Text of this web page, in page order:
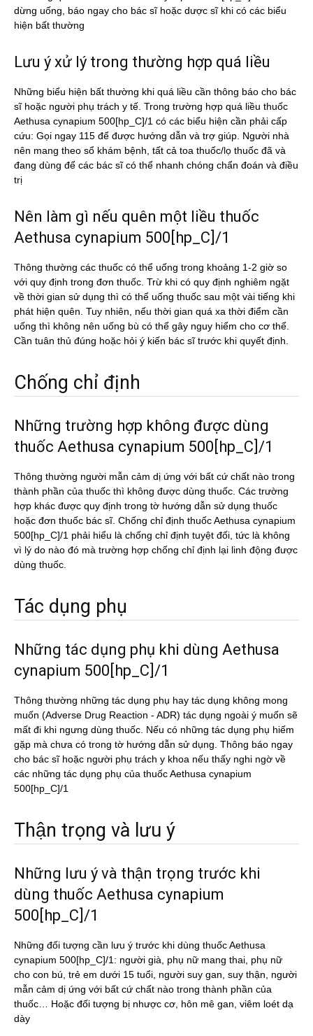
dừng uống, báo ngay cho bác sĩ hoặc dược sĩ khi có các biểu
hiện bất thường
Lưu ý xử lý trong thường hợp quá liều
Những biểu hiện bất thường khi quá liều cần thông báo cho bác
sĩ hoặc người phụ trách y tế. Trong trường hợp quá liều thuốc
Aethusa cynapium 500[hp_C]/1 có các biểu hiện cần phải cấp
cứu: Gọi ngay 115 để được hướng dẫn và trợ giúp. Người nhà
nên mang theo sổ khám bệnh, tất cả toa thuốc/lọ thuốc đã và
đang dùng để các bác sĩ có thể nhanh chóng chẩn đoán và điều
trị
Nên làm gì nếu quên một liều thuốc
Aethusa cynapium 500[hp_C]/1
Thông thường các thuốc có thể uống trong khoảng 1-2 giờ so
với quy định trong đơn thuốc. Trừ khi có quy định nghiêm ngặt
về thời gian sử dụng thì có thể uống thuốc sau một vài tiếng khi
phát hiện quên. Tuy nhiên, nếu thời gian quá xa thời điểm cần
uống thì không nên uống bù có thể gây nguy hiểm cho cơ thể.
Cần tuân thủ đúng hoặc hỏi ý kiến bác sĩ trước khi quyết định.
Chống chỉ định
Những trường hợp không được dùng
thuốc Aethusa cynapium 500[hp_C]/1
Thông thường người mẫn cảm dị ứng với bất cứ chất nào trong
thành phần của thuốc thì không được dùng thuốc. Các trường
hợp khác được quy định trong tờ hướng dẫn sử dụng thuốc
hoặc đơn thuốc bác sĩ. Chống chỉ định thuốc Aethusa cynapium
500[hp_C]/1 phải hiểu là chống chỉ định tuyệt đối, tức là không
vì lý do nào đó mà trường hợp chống chỉ định lại linh động được
dùng thuốc.
Tác dụng phụ
Những tác dụng phụ khi dùng Aethusa
cynapium 500[hp_C]/1
Thông thường những tác dụng phụ hay tác dụng không mong
muốn (Adverse Drug Reaction - ADR) tác dụng ngoài ý muốn sẽ
mất đi khi ngưng dùng thuốc. Nếu có những tác dụng phụ hiếm
gặp mà chưa có trong tờ hướng dẫn sử dụng. Thông báo ngay
cho bác sĩ hoặc người phụ trách y khoa nếu thấy nghi ngờ về
các những tác dụng phụ của thuốc Aethusa cynapium
500[hp_C]/1
Thận trọng và lưu ý
Những lưu ý và thận trọng trước khi
dùng thuốc Aethusa cynapium
500[hp_C]/1
Những đối tượng cần lưu ý trước khi dùng thuốc Aethusa
cynapium 500[hp_C]/1: người già, phụ nữ mang thai, phụ nữ
cho con bú, trẻ em dưới 15 tuổi, người suy gan, suy thận, người
mẫn cảm dị ứng với bất cứ chất nào trong thành phần của
thuốc… Hoặc đối tượng bị nhược cơ, hôn mê gan, viêm loét dạ
dày